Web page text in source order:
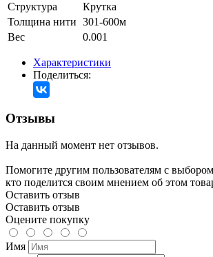
Структура
Крутка
Толщина нити 301-600м
Вес
0.001
Характеристики
Поделиться:
Отзывы
На данный момент нет отзывов.
Помогите другим пользователям с
кто поделится своим мнением об этом
Оставить отзыв
Оставить отзыв
Оцените покупку
Имя